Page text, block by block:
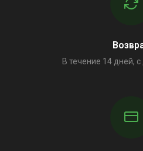
В течение 14 дней,